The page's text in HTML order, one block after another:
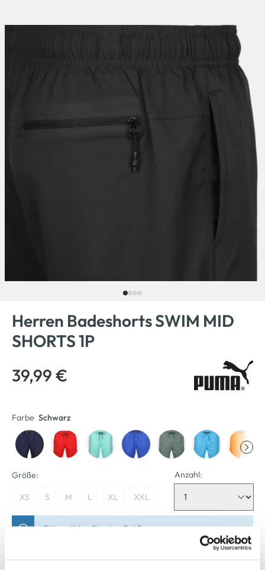
Herren Badeshorts SWIM MID
SHORTS 1P
39,99 €
Farbe Schwarz
Größe:
XS S M L XL XXL
Anzahl:
Bitte wählen Sie eine Größe aus